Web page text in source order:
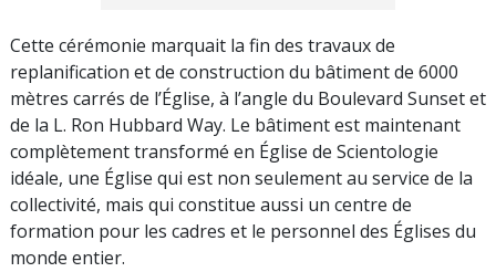
Cette cérémonie marquait la fin des travaux de
replanification et de construction du bâtiment de 6000
mètres carrés de l’Église, à l’angle du Boulevard Sunset et
de la L. Ron Hubbard Way. Le bâtiment est maintenant
complètement transformé en Église de Scientologie
idéale, une Église qui est non seulement au service de la
collectivité, mais qui constitue aussi un centre de
formation pour les cadres et le personnel des Églises du
monde entier.